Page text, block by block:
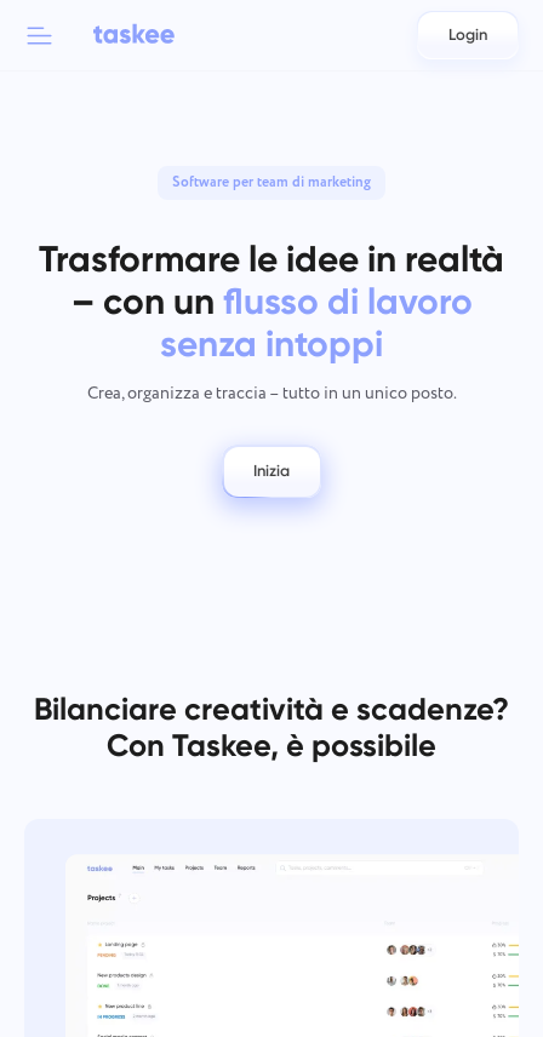
Azərbaycan
日本語
Bahasa Indonesia
বাংলা
Deutsch
English
עברית
हिन्दी
中文 (中国)
Login
Software per team di marketing
Trasformare le idee in realtà
– con un flusso di lavoro
senza intoppi
Crea, organizza e traccia – tutto in un unico posto.
Inizia
Bilanciare creatività e scadenze?
Con Taskee, è possibile
Funzionalità di Taskee
Vedi tutte le funzionalità
Tempo di tracciamento
aggiungi manualmente il tempo.
Distribuisci le risorse utilizzando rapporti sul tempo
dedicato a ciascun progetto.
espandi la tua bacheca.
Gestisci le informazioni del progetto (stati/tag) e l'attività
del team in un unico posto.
Industrie
Tipo di azienda